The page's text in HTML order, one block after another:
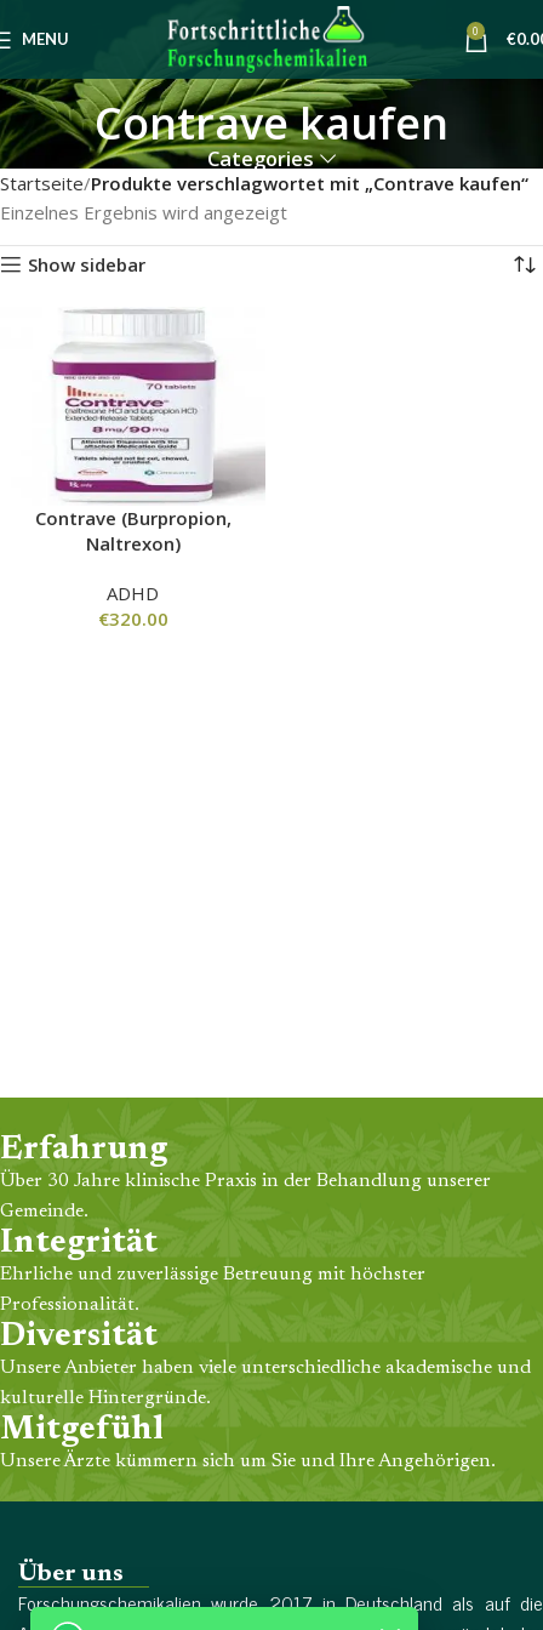
MENU 0 €
Contrave kaufen
Categories
Startseite Produkte verschlagwortet mit „Contrave kaufen“
Einzelnes Ergebnis wird angezeigt
Show sidebar
Contrave (Burpropion,
Naltrexon)
ADHD
€320.00
Erfahrung
Über 30 Jahre klinische Praxis in der Behandlung unserer
Gemeinde.
Integrität
Ehrliche und zuverlässige Betreuung mit höchster
Professionalität.
Diversität
Unsere Anbieter haben viele unterschiedliche akademische und
kulturelle Hintergründe.
Mitgefühl
Unsere Ärzte kümmern sich um Sie und Ihre Angehörigen.
Über uns
Forschungschemikalien wurde 2017 in Deutschland als auf die